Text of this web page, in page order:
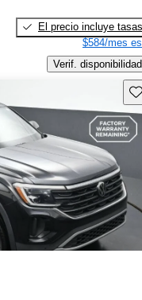
El precio incluye tasas
$584/mes
Verif. disponibilidad